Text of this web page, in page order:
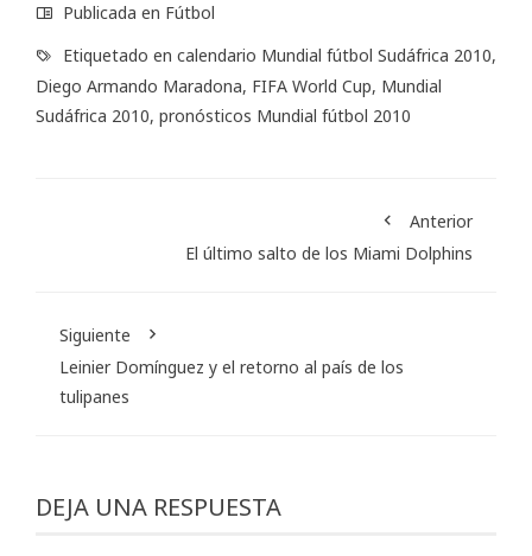
Publicada en Fútbol
Etiquetado en calendario Mundial fútbol Sudáfrica 2010,
Diego Armando Maradona, FIFA World Cup, Mundial
Sudáfrica 2010, pronósticos Mundial fútbol 2010
Anterior
El último salto de los Miami Dolphins
Siguiente
Leinier Domínguez y el retorno al país de los
tulipanes
DEJA UNA RESPUESTA